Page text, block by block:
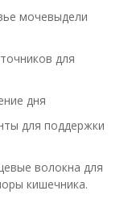
мочевыдели
для
дня
для поддержки
волокна для
кишечника.